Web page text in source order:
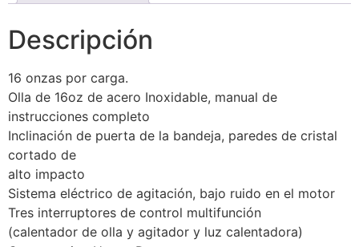
Descripción
16 onzas por carga.
Olla de 16oz de acero Inoxidable, manual de
instrucciones completo
Inclinación de puerta de la bandeja, paredes de cristal
cortado de
alto impacto
Sistema eléctrico de agitación, bajo ruido en el motor
Tres interruptores de control multifunción
(calentador de olla y agitador y luz calentadora)